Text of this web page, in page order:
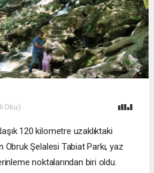
Oku)
120 kilometre uzaklıktaki
Şelalesi Tabiat Parkı, yaz
noktalarından biri oldu.